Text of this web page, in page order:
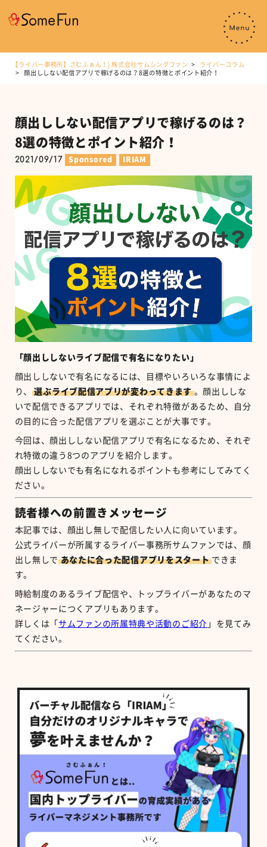
【ライバー事務所】さむふぁん！| 株式会社サムシングファン
ライバーコラム
顔出ししない配信アプリで稼げるのは？8選の特徴とポイント紹介！
顔出ししない配信アプリで稼げるのは？
8選の特徴とポイント紹介！
2021/09/17 Sponsored IRIAM
「顔出ししないライブ配信で有名になりたい」
顔出ししないで有名になるには、目標やいろいろな事情によ
り、
選ぶライブ配信アプリが変わってきます 。顔出ししな
いで配信できるアプリでは、それぞれ特徴があるため、自分
の目的に合った配信アプリを選ぶことが大事です。
今回は、顔出ししない配信アプリで有名になるため、それぞ
れ特徴の違う 8つのアプリを紹介します。
顔出ししないでも有名になれるポイントも参考にしてみてく
ださい。
読者様への前置きメッセージ
本記事では、顔出し無しで配信したい人に向いています。
公式ライバーが所属するライバー事務所サムファンでは、顔
出し無しで あなたに合った配信アプリをスタート できま
す。
時給制度のあるライブ配信や、トップライバーがあなたのマ
ネージャーにつくアプリもあります。
詳しくは「 サムファンの所属特典や活動のご紹介 」を見てみ
てください。